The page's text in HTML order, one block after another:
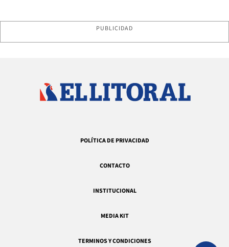
PUBLICIDAD
POLÍTICA DE PRIVACIDAD
CONTACTO
INSTITUCIONAL
MEDIA KIT
TERMINOS Y CONDICIONES